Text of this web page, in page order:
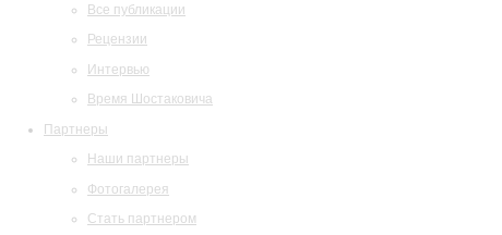
Все публикации
Рецензии
Интервью
Время Шостаковича
Партнеры
Наши партнеры
Фотогалерея
Стать партнером